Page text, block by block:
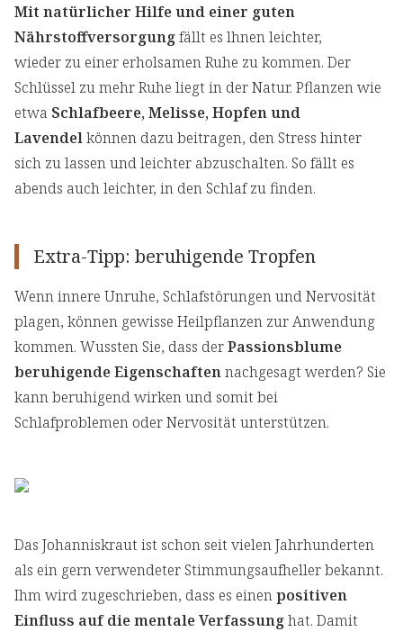
Mit natürlicher Hilfe und einer guten
Nährstoffversorgungfällt es lhnen leichter,
wieder zu einer erholsamen Ruhe zu kommen. Der
Schlüssel zu mehr Ruhe liegt in der Natur. Pflanzen wie
etwa Schlafbeere, Melisse, Hopfen und
Lavendelkönnen dazu beitragen, den Stress hinter
sich zu lassen und leichter abzuschalten. So fällt es
abends auch leichter, in den Schlaf zu finden.
Extra-Tipp: beruhigende Tropfen
Wenn innere Unruhe, Schlafstörungen und Nervosität
plagen, können gewisse Heilpflanzen zur Anwendung
kommen. Wussten Sie, dass derPassionsblume
beruhigende Eigenschaftennachgesagt werden? Sie
kann beruhigend wirken und somit bei
Schlafproblemen oder Nervosität unterstützen.
Das Johanniskraut ist schon seit vielen Jahrhunderten
als ein gern verwendeter Stimmungsaufheller bekannt.
Ihm wird zugeschrieben, dass es einenpositiven
Einfluss auf die mentale Verfassunghat. Damit